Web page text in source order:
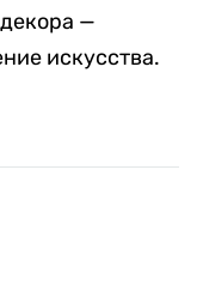
—
искусства.